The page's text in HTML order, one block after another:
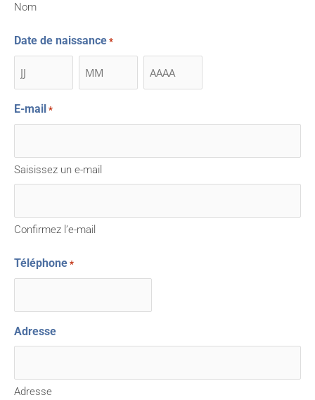
Nom
Date de naissance *
E-mail *
Saisissez un e-mail
Confirmez l’e-mail
Téléphone *
Adresse
Adresse